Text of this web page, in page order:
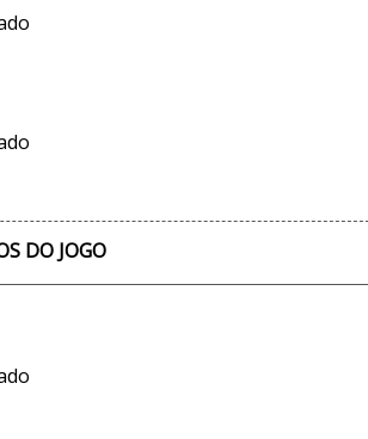
DO JOGO